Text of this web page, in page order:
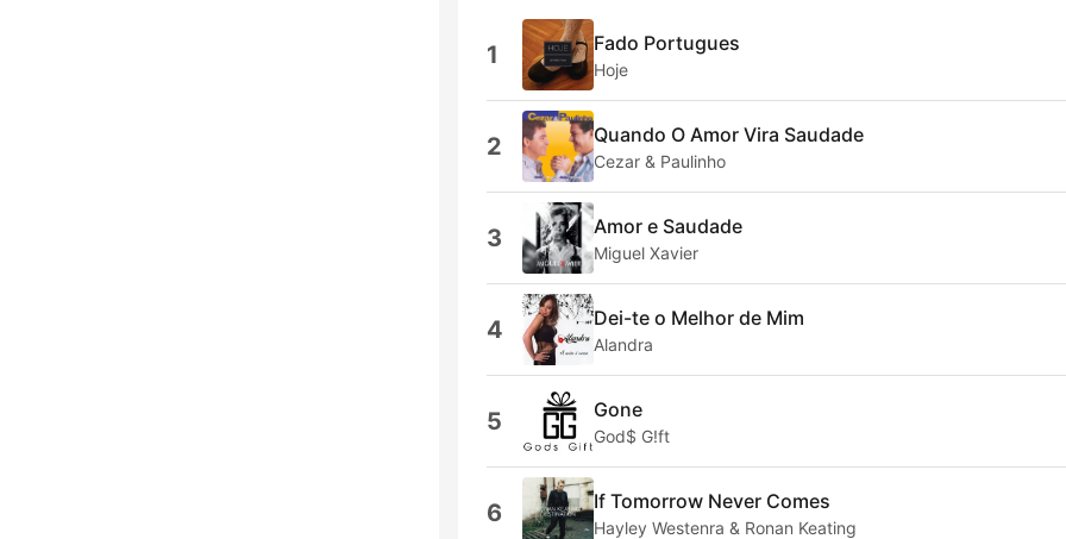
1 Fado Portugues
Hoje
2 Quando O Amor Vira Saudade
Cezar & Paulinho
3 Amor e Saudade
Miguel Xavier
4 Dei-te o Melhor de Mim
Alandra
5 Gone
God$ G!ft
6 If Tomorrow Never Comes
Hayley Westenra & Ronan Keating